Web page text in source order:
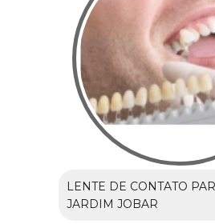
LENTE DE CONTATO
JARDIM JOBAR